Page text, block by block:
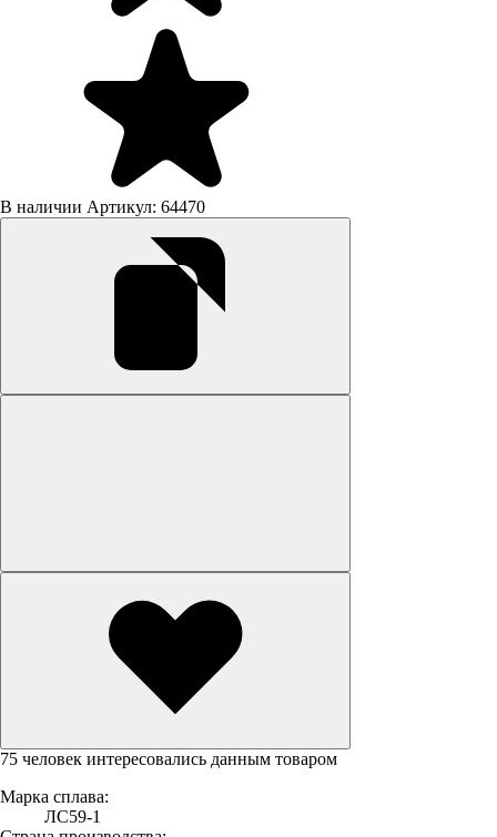
В наличии Артикул: 64470
75 человек интересовались данным товаром
Марка сплава:
ЛС59-1